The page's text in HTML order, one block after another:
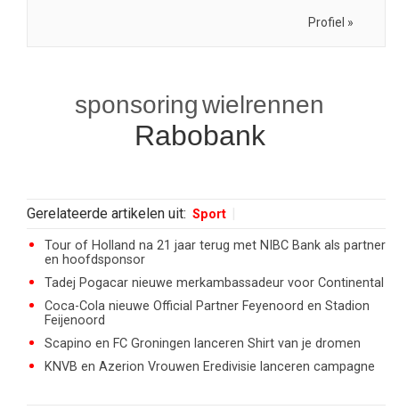
Profiel »
sponsoringwielrennen
Rabobank
Gerelateerde artikelen uit: Sport
Tour of Holland na 21 jaar terug met NIBC Bank als partner
en hoofdsponsor
Tadej Pogacar nieuwe merkambassadeur voor Continental
Coca-Cola nieuwe Official Partner Feyenoord en Stadion
Feijenoord
Scapino en FC Groningen lanceren Shirt van je dromen
KNVB en Azerion Vrouwen Eredivisie lanceren campagne